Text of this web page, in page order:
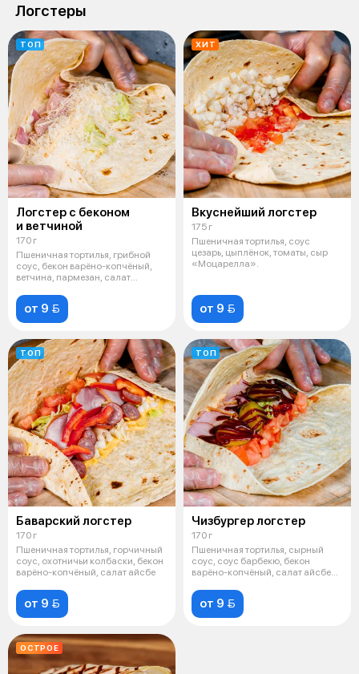
Логстеры
ТОП
Логстер с беконом
и ветчиной
170 г
Пшеничная тортилья, грибной
соус, бекон варёно-копчёный,
ветчина, пармезан, салат
от 9 
ХИТ
Вкуснейший логстер
175 г
Пшеничная тортилья, соус
цезарь, цыплёнок, томаты, сыр
«Моцарелла».
от 9 
ТОП
Баварский логстер
170 г
Пшеничная тортилья, горчичный
соус, охотничьи колбаски, бекон
варёно-копчёный, салат айсбе
от 9 
ТОП
Чизбургер логстер
170 г
Пшеничная тортилья, сырный
соус, соус барбекю, бекон
варёно-копчёный, салат айсберг,
от 9 
ОСТРОЕ